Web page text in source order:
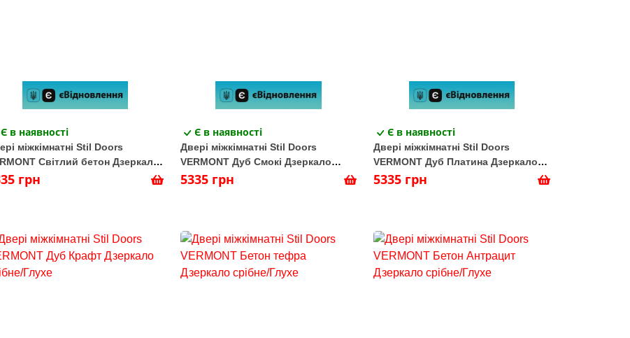
Є в наявності
міжкімнатні Stil Doors
Світлий бетон Дзеркало
Глухе
грн
Є в наявності
Двері міжкімнатні Stil Doors
VERMONT Дуб Смокі Дзеркало
срібне/Глухе
5335 грн
Є в наявності
Двері міжкімнатні Stil Doors
VERMONT Дуб Платина Дзеркало
срібне/Глухе
5335 грн